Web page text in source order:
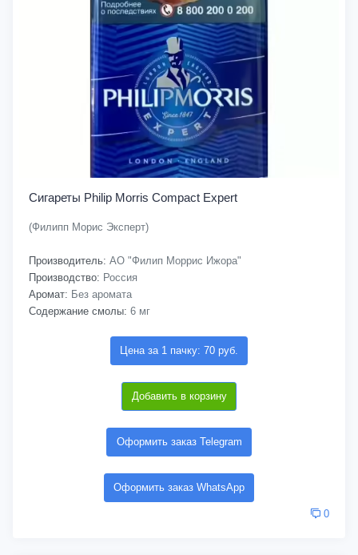
Сигареты Philip Morris Compact Expert
(Филипп Морис Эксперт)
Производитель: АО "Филип Моррис Ижора"
Производство: Россия
Аромат: Без аромата
Содержание смолы: 6 мг
Цена за 1 пачку: 70 руб.
Добавить в корзину
Оформить заказ Telegram
Оформить заказ WhatsApp
0